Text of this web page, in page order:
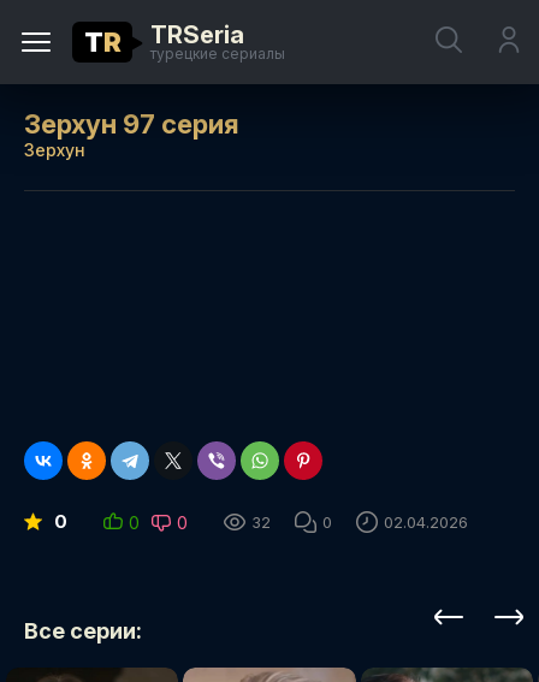
TR TRSeria
турецкие сериалы
Зерхун 97 серия
Зерхун
0 0 0 32 0 02.04.2026
Все серии: